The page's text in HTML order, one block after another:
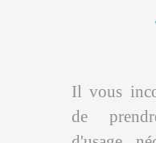
Il vous
de